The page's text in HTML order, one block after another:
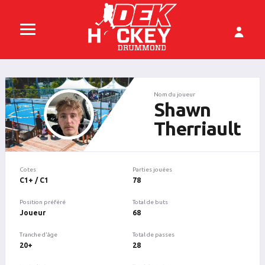
Nom du joueur
Shawn
Therriault
Cotes
C1+ / C1
Position préféré
Joueur
Tranche d'âge
20+
Parties jouées
78
Total de buts
68
Total de passes
28